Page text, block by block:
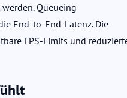
Queueing
End-to-End-Latenz. Die
FPS-Limits und